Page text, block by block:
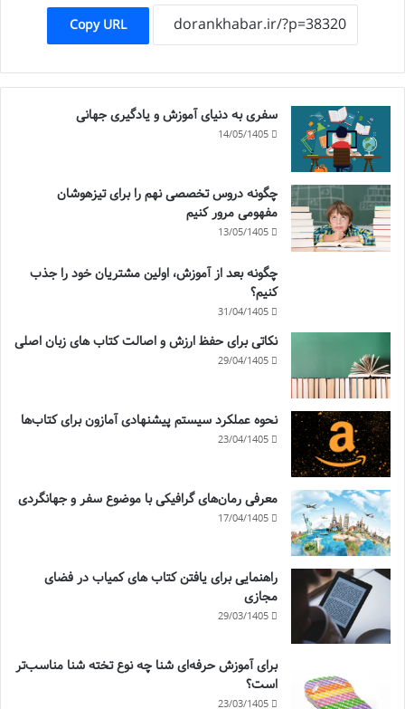
Copy URL
سفری به دنیای آموزش و یادگیری جهانی
14/05/1405
چگونه دروس تخصصی نهم را برای تیزهوشان
مفهومی مرور کنیم
13/05/1405
چگونه بعد از آموزش، اولین مشتریان خود را جذب
کنیم؟
31/04/1405
نکاتی برای حفظ ارزش و اصالت کتاب های زبان اصلی
29/04/1405
نحوه عملکرد سیستم پیشنهادی آمازون برای کتاب‌ها
23/04/1405
معرفی رمان‌های گرافیکی با موضوع سفر و جهانگردی
17/04/1405
راهنمایی برای یافتن کتاب های کمیاب در فضای
مجازی
29/03/1405
برای آموزش حرفه‌ای شنا چه نوع تخته شنا مناسب‌تر
است؟
23/03/1405